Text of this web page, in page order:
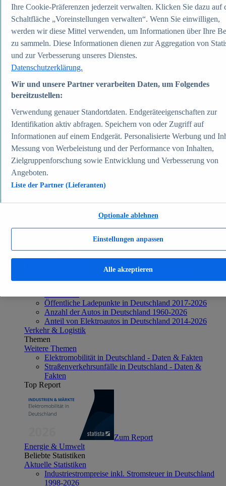
Zum Report
Beliebte Statistiken
Aktuelle Statistiken
Altersgruppen 2024
Die reichsten Menschen der Welt 2026
Bürgergeld in Deutschland 2005-2025
Ausländer in Deutschland nach Nationalität 2025
Demografie: Altersstruktur in Deutschland 2024
Gesellschaft
Themen
Weitere Themen
Jugendkriminalität in Deutschland - Daten & Fakten
Top Report
Zum Report
Verkehr & Logistik
Beliebte Statistiken
Anzahl Elektroautos in Deutschland 2006-2026
Öffentliche Ladepunkte in Deutschland 2017-2026
Anzahl der Autos in Deutschland 1960-2026
Anteil von Elektroautos in Deutschland 2014-2026
Verkehr & Logistik
Themen
Weitere Themen
Elektromobilität in Deutschland - Daten & Fakten
Straßenverkehrsunfälle in Deutschland - Daten &
Fakten
Top Report
Zum Report
Energie & Umwelt
Beliebte Statistiken
Aktuelle Statistiken
Industriestrompreise inkl. Stromsteuer in Deutschland
1998-2026
Ihre Cookie-Präferenzen jederzeit verwalten. Klicken Sie dazu auf
Schaltfläche „Voreinstellungen verwalten“. Wenn Sie einwilligen,
werden wir diese Mittel verwenden, um Informationen über Ihre
zu sammeln. Diese Informationen dienen zur Aggregation von
und zur Verbesserung unseres Dienstes.
Datenschutzerklärung.
Wir und unsere Partner verarbeiten Daten, um Folgendes
bereitzustellen:
Verwendung genauer Standortdaten. Endgeräteeigenschaften zur
Identifikation aktiv abfragen. Speichern von oder Zugriff auf
Informationen auf einem Endgerät. Personalisierte Werbung und
Messung von Werbeleistung und der Performance von Inhalten,
Zielgruppenforschung sowie Entwicklung und Verbesserung von
Angeboten.
Liste der Partner (Lieferanten)
Einstellungen anpassen
Optionale ablehnen
Alle akzeptieren